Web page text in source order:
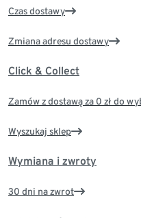
Czas dostawy
Zmiana adresu dostawy
Click & Collect
Zamów z dostawą za 0 zł do
Wyszukaj sklep
Wymiana i zwroty
30 dni na zwrot